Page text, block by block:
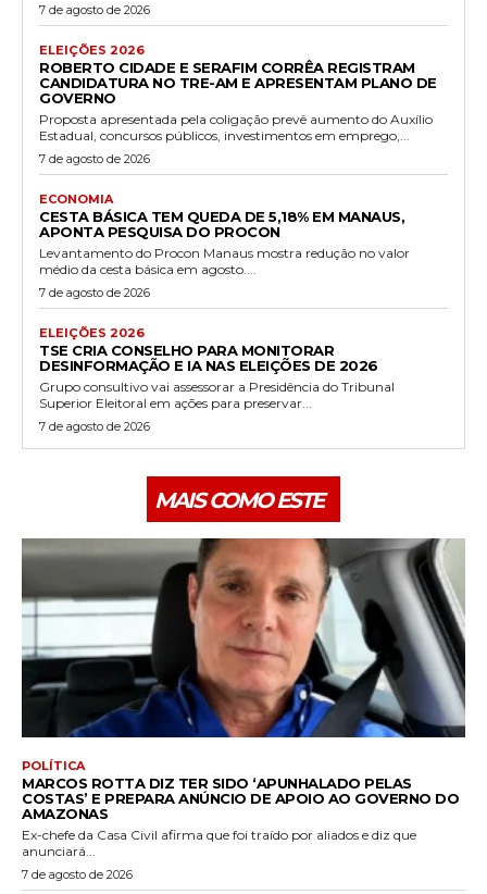
7 de agosto de 2026
ELEIÇÕES 2026
ROBERTO CIDADE E SERAFIM CORRÊA REGISTRAM
CANDIDATURA NO TRE-AM E APRESENTAM PLANO DE
GOVERNO
Proposta apresentada pela coligação prevê aumento do Auxílio
Estadual, concursos públicos, investimentos em emprego,...
7 de agosto de 2026
ECONOMIA
CESTA BÁSICA TEM QUEDA DE 5,18% EM MANAUS,
APONTA PESQUISA DO PROCON
Levantamento do Procon Manaus mostra redução no valor
médio da cesta básica em agosto....
7 de agosto de 2026
ELEIÇÕES 2026
TSE CRIA CONSELHO PARA MONITORAR
DESINFORMAÇÃO E IA NAS ELEIÇÕES DE 2026
Grupo consultivo vai assessorar a Presidência do Tribunal
Superior Eleitoral em ações para preservar...
7 de agosto de 2026
MAIS COMO ESTE
POLÍTICA
MARCOS ROTTA DIZ TER SIDO ‘APUNHALADO PELAS
COSTAS’ E PREPARA ANÚNCIO DE APOIO AO GOVERNO DO
AMAZONAS
Ex-chefe da Casa Civil afirma que foi traído por aliados e diz que
anunciará...
7 de agosto de 2026